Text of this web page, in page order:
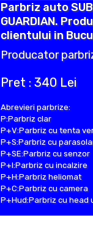
Parbriz auto
GUARDIAN.
clientului in
Producator
Pret : 340 Lei
Abrevieri parbrize:
P:Parbriz clar
P+V:Parbriz cu tenta
P+S:Parbriz cu
P+SE:Parbriz cu senzor
P+I:Parbriz cu incalzire
P+H:Parbriz heliomat
P+C:Parbriz cu camera
P+Hud:Parbriz cu head